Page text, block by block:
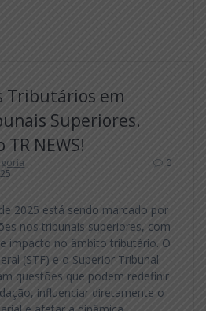
Tributários em
Superiores.
NEWS!
0
2025 está sendo marcado por
nos tribunais superiores, com
impacto no âmbito tributário. O
(STF) e o Superior Tribunal
questões que podem redefinir
influenciar diretamente o